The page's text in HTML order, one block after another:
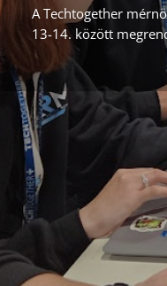
A Techtogether
13-14. között